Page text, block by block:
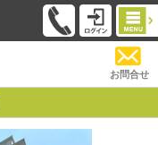
お問合せ